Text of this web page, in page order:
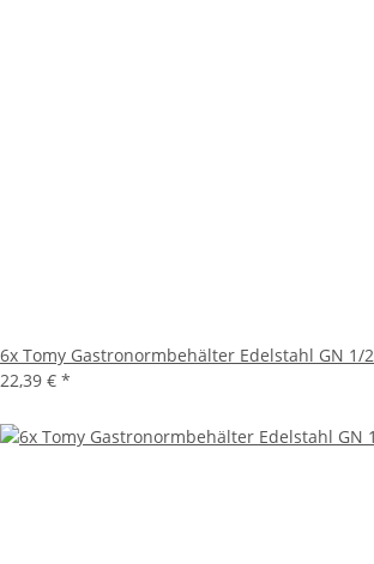
6x Tomy Gastronormbehälter Edelstahl GN 1/
22,39 € *